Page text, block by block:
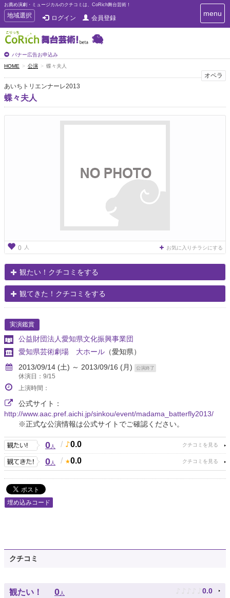
お薦め演劇・ミュージカルのクチコミは、CoRich舞台芸術！
T
o
g
g
e
n
a
v
i
g
地域選択 ログイン 会員登録
バナー広告お申込み
T
o
n
i
g
menu
HOME 公演 蝶々夫人
オペラ
あいちトリエンナーレ2013
蝶々夫人
0 人 お気に入りチラシにする
観たい！クチコミをする
観てきた！クチコミをする
実演鑑賞
公益財団法人愛知県文化振興事業団
愛知県芸術劇場 大ホール （愛知県）
2013/09/14 (土) ～ 2013/09/16 (月)
公演終了
休演日：9/15
上演時間：
公式サイト：
http://www.aac.pref.aichi.jp/sinkou/event/madama_batterfly2013/
※正式な公演情報は公式サイトでご確認ください。
0人 / 0.0
0人 / 0.0
埋め込みコード
クチコミ
観たい！ 0人 ♪ ♪ ♪ ♪ ♪ 0.0